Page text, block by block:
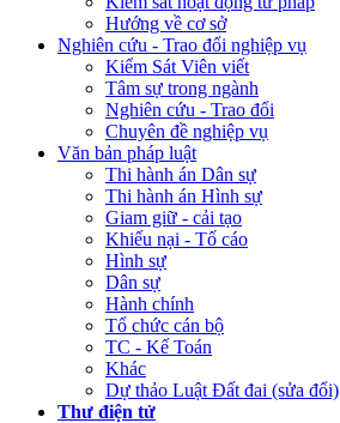
Hướng về cơ sở
Nghiên cứu - Trao đổi nghiệp vụ
Kiểm Sát Viên viết
Tâm sự trong ngành
Nghiên cứu - Trao đổi
Chuyên đề nghiệp vụ
Văn bản pháp luật
Thi hành án Dân sự
Thi hành án Hình sự
Giam giữ - cải tạo
Khiếu nại - Tố cáo
Hình sự
Dân sự
Hành chính
Tổ chức cán bộ
TC - Kế Toán
Khác
Dự thảo Luật Đất đai (sửa đổi)
Thư điện tử